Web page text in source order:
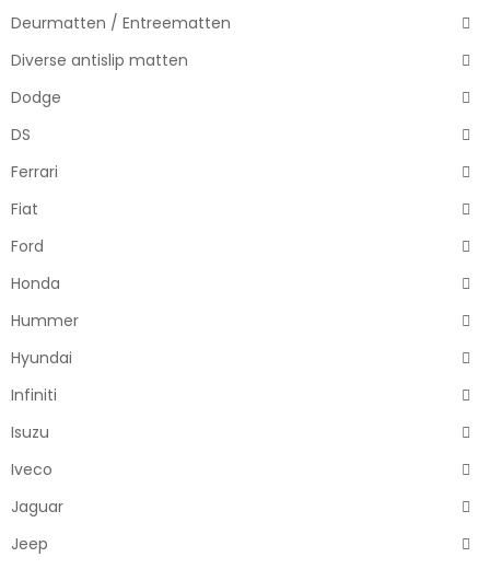
Deurmatten / Entreematten
Diverse antislip matten
Dodge
DS
Ferrari
Fiat
Ford
Honda
Hummer
Hyundai
Infiniti
Isuzu
Iveco
Jaguar
Jeep